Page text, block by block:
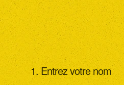
1. Entrez votre nom